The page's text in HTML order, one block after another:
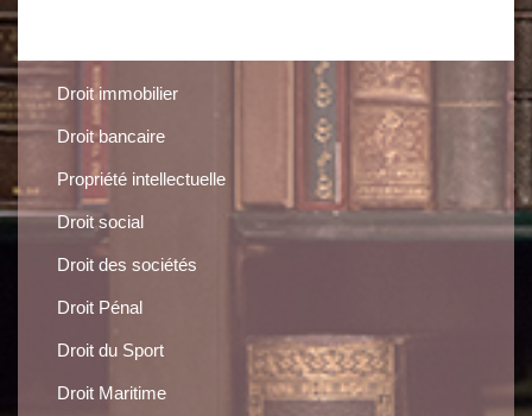
Droit immobilier
Droit bancaire
Propriété intellectuelle
Droit social
Droit des sociétés
Droit Pénal
Droit du Sport
Droit Maritime